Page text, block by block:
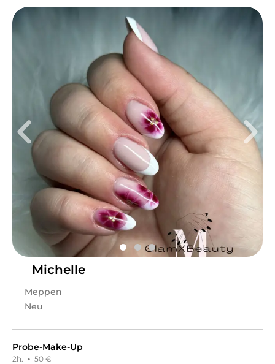
Di
09:30 - 18:00
Das Kosmetikstudio in Meppen für eine frische,
gesunde Haut und Body-Treatments, die wirken!
Leistungen
KOSMETIK INSTITUT Silvia Deymann
bietet
Leistungen inKosmetik, Gesichts- &
Körperbehandlungen, Wimpernbehandlungen,
Augenbrauenbehandlungen, Körper, Gewichts- &
Cellulite Behandlungen, Für unsere Neukunden
Michelle
Meppen
Neu
Probe-Make-Up
2h. · 50 €